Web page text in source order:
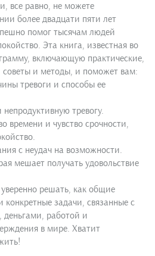
все равно, не можете
более двадцати пяти лет
помог тысячам людей
Эта книга, известная во
включающую практические,
советы и методы, и поможет вам:
тревоги и способы ее
тревогу.
времени и чувство срочности,
с неудач на возможности.
мешает получать удовольствие
решать, как общие
задачи, связанные с
работой и
в мире. Хватит